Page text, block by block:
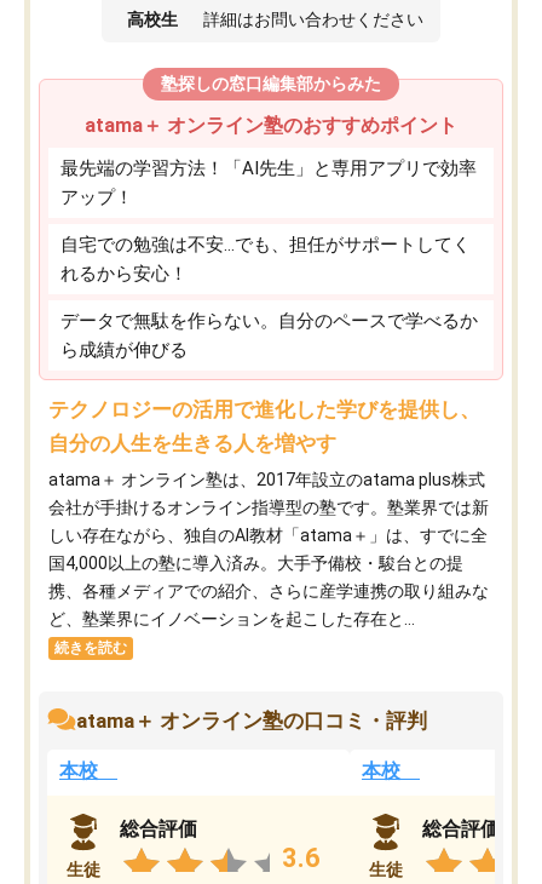
高校生 詳細はお問い合わせください
塾探しの窓口編集部からみた
atama＋ オンライン塾のおすすめポイント
最先端の学習方法！「AI先生」と専用アプリで効率
アップ！
自宅での勉強は不安…でも、担任がサポートしてく
れるから安心！
データで無駄を作らない。自分のペースで学べるか
ら成績が伸びる
テクノロジーの活用で進化した学びを提供し、
自分の人生を生きる人を増やす
atama＋ オンライン塾は、2017年設立のatama plus株式
会社が手掛けるオンライン指導型の塾です。塾業界では新
しい存在ながら、独自のAI教材「atama＋」は、すでに全
国4,000以上の塾に導入済み。大手予備校・駿台との提
携、各種メディアでの紹介、さらに産学連携の取り組みな
ど、塾業界にイノベーションを起こした存在と...
続きを読む
atama＋ オンライン塾の口コミ・評判
本校
生徒
総合評価
3.6
本校
生徒
総合評価